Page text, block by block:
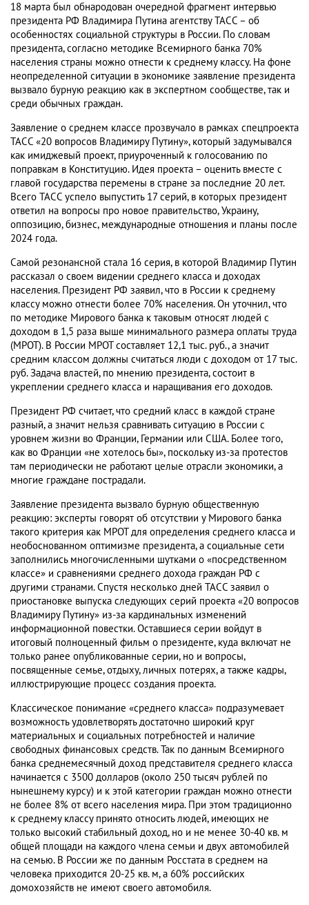
18 марта был обнародован очередной фрагмент интервью
президента РФ Владимира Путина агентству ТАСС – об
особенностях социальной структуры в России. По словам
президента, согласно методике Всемирного банка 70%
населения страны можно отнести к среднему классу. На фоне
неопределенной ситуации в экономике заявление президента
вызвало бурную реакцию как в экспертном сообществе, так и
среди обычных граждан.
Заявление о среднем классе прозвучало в рамках спецпроекта
ТАСС «20 вопросов Владимиру Путину», который задумывался
как имиджевый проект, приуроченный к голосованию по
поправкам в Конституцию. Идея проекта – оценить вместе с
главой государства перемены в стране за последние 20 лет.
Всего ТАСС успело выпустить 17 серий, в которых президент
ответил на вопросы про новое правительство, Украину,
оппозицию, бизнес, международные отношения и планы после
2024 года.
Самой резонансной стала 16 серия, в которой Владимир Путин
рассказал о своем видении среднего класса и доходах
населения. Президент РФ заявил, что в России к среднему
классу можно отнести более 70% населения. Он уточнил, что
по методике Мирового банка к таковым относят людей с
доходом в 1,5 раза выше минимального размера оплаты труда
(МРОТ). В России МРОТ составляет 12,1 тыс. руб., а значит
средним классом должны считаться люди с доходом от 17 тыс.
руб. Задача властей, по мнению президента, состоит в
укреплении среднего класса и наращивания его доходов.
Президент РФ считает, что средний класс в каждой стране
разный, а значит нельзя сравнивать ситуацию в России с
уровнем жизни во Франции, Германии или США. Более того,
как во Франции «не хотелось бы», поскольку из-за протестов
там периодически не работают целые отрасли экономики, а
многие граждане пострадали.
Заявление президента вызвало бурную общественную
реакцию: эксперты говорят об отсутствии у Мирового банка
такого критерия как МРОТ для определения среднего класса и
необоснованном оптимизме президента, а социальные сети
заполнились многочисленными шутками о «посредственном
классе» и сравнениями среднего дохода граждан РФ с
другими странами. Спустя несколько дней ТАСС заявил о
приостановке выпуска следующих серий проекта «20 вопросов
Владимиру Путину» из-за кардинальных изменений
информационной повестки. Оставшиеся серии войдут в
итоговый полноценный фильм о президенте, куда включат не
только ранее опубликованные серии, но и вопросы,
посвященные семье, отдыху, личных потерях, а также кадры,
иллюстрирующие процесс создания проекта.
Классическое понимание «среднего класса» подразумевает
возможность удовлетворять достаточно широкий круг
материальных и социальных потребностей и наличие
свободных финансовых средств. Так по данным Всемирного
банка среднемесячный доход представителя среднего класса
начинается с 3500 долларов (около 250 тысяч рублей по
нынешнему курсу) и к этой категории граждан можно отнести
не более 8% от всего населения мира. При этом традиционно
к среднему классу принято относить людей, имеющих не
только высокий стабильный доход, но и не менее 30-40 кв. м
общей площади на каждого члена семьи и двух автомобилей
на семью. В России же по данным Росстата в среднем на
человека приходится 20-25 кв. м, а 60% российских
домохозяйств не имеют своего автомобиля.